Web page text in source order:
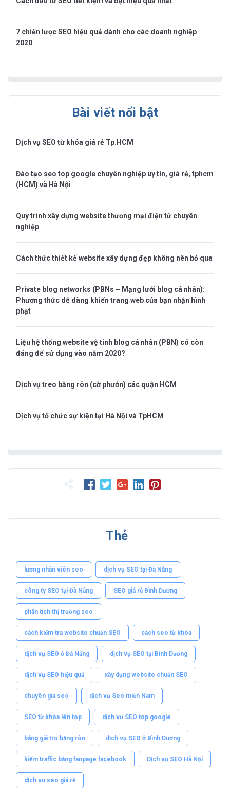
7 chiến lược SEO hiệu quả dành cho các doanh nghiệp
2020
Bài viết nổi bật
Dịch vụ SEO từ khóa giá rẻ Tp.HCM
Đào tạo seo top google chuyên nghiệp uy tín, giá rẻ, tphcm
(HCM) và Hà Nội
Quy trình xây dựng website thương mại điện tử chuyên
nghiệp
Cách thức thiết kế website xây dựng đẹp không nên bỏ qua
Private blog networks (PBNs – Mạng lưới blog cá nhân):
Phương thức dễ dàng khiến trang web của bạn nhận hình
phạt
Liệu hệ thống website vệ tinh blog cá nhân (PBN) có còn
đáng để sử dụng vào năm 2020?
Dịch vụ treo băng rôn (cờ phướn) các quận HCM
Dịch vụ tổ chức sự kiện tại Hà Nội và TpHCM
Thẻ
lương nhân viên seo dịch vụ SEO tại Đà Nẵng
công ty SEO tại Đà Nẵng SEO giá rẻ Bình Dương
phân tích thị trường seo
cách kiểm tra website chuẩn SEO cách seo từ khóa
dịch vụ SEO ở Đà Nẵng dịch vụ SEO tại Bình Dương
dịch vụ SEO hiệu quả xây dựng website chuẩn SEO
chuyên gia seo dịch vụ Seo miền Nam
SEO từ khóa lên top dịch vụ SEO top google
bảng giá tro băng rôn dịch vụ SEO ở Bình Dương
kiếm traffic bằng fanpage facebook Dịch vụ SEO Hà Nội
dịch vụ seo giá rẻ